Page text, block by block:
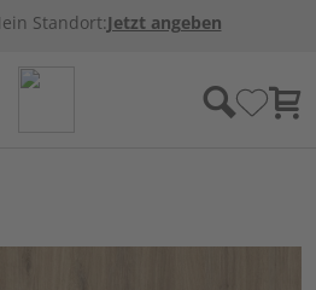
Standort:Jetzt angeben